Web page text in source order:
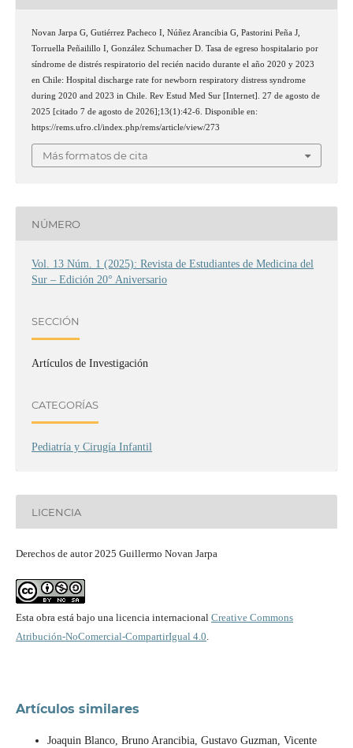
Novan Jarpa G, Gutiérrez Pacheco I, Núñez Arancibia G, Pastorini Peña J,
Torruella Peñailillo I, González Schumacher D. Tasa de egreso hospitalario por
síndrome de distrés respiratorio del recién nacido durante el año 2020 y 2023
en Chile: Hospital discharge rate for newborn respiratory distress syndrome
during 2020 and 2023 in Chile. Rev Estud Med Sur [Internet]. 27 de agosto de
2025 [citado 7 de agosto de 2026];13(1):42-6. Disponible en:
https://rems.ufro.cl/index.php/rems/article/view/273
Más formatos de cita
NÚMERO
Vol. 13 Núm. 1 (2025): Revista de Estudiantes de Medicina del
Sur – Edición 20° Aniversario
SECCIÓN
Artículos de Investigación
CATEGORÍAS
Pediatría y Cirugía Infantil
LICENCIA
Derechos de autor 2025 Guillermo Novan Jarpa
Esta obra está bajo una licencia internacional Creative Commons
Atribución-NoComercial-CompartirIgual 4.0.
Artículos similares
Joaquin Blanco, Bruno Arancibia, Gustavo Guzman, Vicente